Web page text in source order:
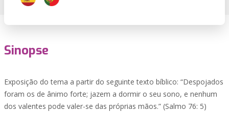
Sinopse
Exposição do tema a partir do seguinte texto bíblico: “Despojados
foram os de ânimo forte; jazem a dormir o seu sono, e nenhum
dos valentes pode valer-se das próprias mãos.” (Salmo 76: 5)